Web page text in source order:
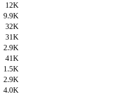
12K
9.9K
32K
31K
2.9K
41K
1.5K
2.9K
4.0K